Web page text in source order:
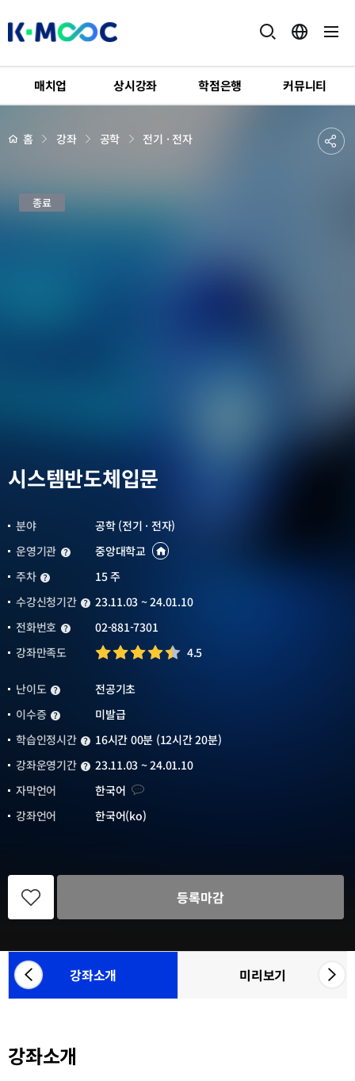
K-
매치업 상시강좌 학점은행 커뮤니티
강
세하
위 홈 강좌 공학 전기 · 전자
공
시
스 종료
시스템반도체입문
분야
공학 (전기 · 전자)
운영기관 운영기관중앙대학교
운영기관
바로가기
주차 주차
15 주
수강신청기간 수강신청기간
23.11.03 ~ 24.01.10
전화번호 전화번호02-881-7301
강좌만족도
4.5
난이도 난이도
전공기초
이수증 이수증
미발급
학습인정시간 학습인정시간
16시간 00분 (12시간 20분)
강좌운영기간 강좌운영기간
23.11.03 ~ 24.01.10
자막언어
한국어 자막언어
강좌언어
한국어(ko)
관
좌
등
등록마감
좌
카
테
강좌소개 미리보기
참
목
록
강좌소개